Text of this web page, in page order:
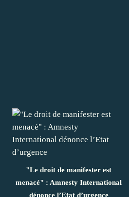
"Le droit de manifester est
menacé" : Amnesty International
dénonce l’Etat d’urgence